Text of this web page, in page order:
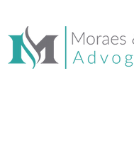
mais cedo!